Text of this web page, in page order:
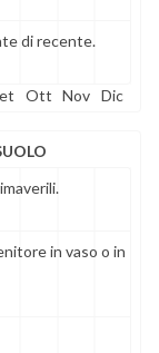
di recente.
Ott Nov Dic
in vaso o in